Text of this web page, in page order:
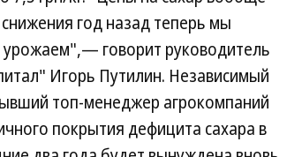
год назад теперь мы
говорит руководитель
Игорь Путилин. Независимый
топ-менеджер агрокомпаний
покрытия дефицита сахара в